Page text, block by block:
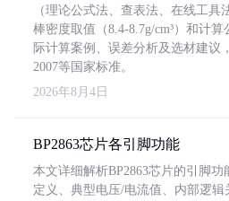
（理论公式法、查表法、在线工具
棒密度取值（8.4-8.7g/cm³）和计
际计算案例、误差分析及选材建议
2007等国家标准。
2026年8月4日
BP2863芯片各引脚功能
本文详细解析BP2863芯片的引脚
定义、典型电压/电流值、内部逻